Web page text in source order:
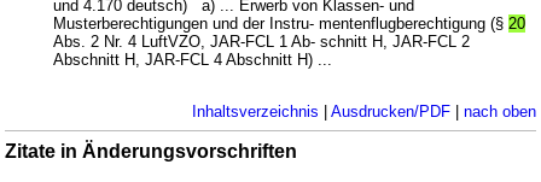
und 4.170 deutsch) a) ... Erwerb von Klassen- und
Musterberechtigungen und der Instru- mentenflugberechtigung (§ 20
Abs. 2 Nr. 4 LuftVZO, JAR-FCL 1 Ab- schnitt H, JAR-FCL 2
Abschnitt H, JAR-FCL 4 Abschnitt H) ...
Inhaltsverzeichnis | Ausdrucken/PDF| nach oben
Zitate in Änderungsvorschriften